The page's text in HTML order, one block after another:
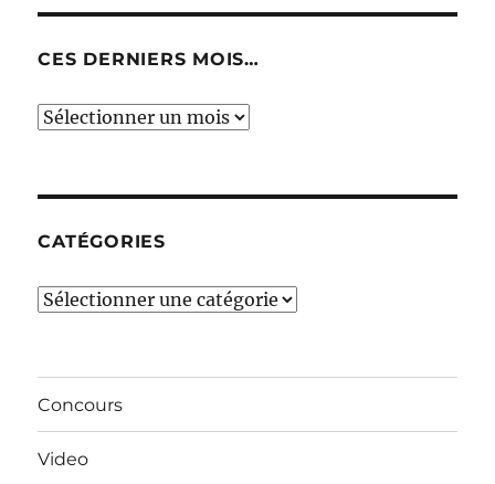
CES DERNIERS MOIS…
Ces
CATÉGORIES
Catégories
Concours
Video